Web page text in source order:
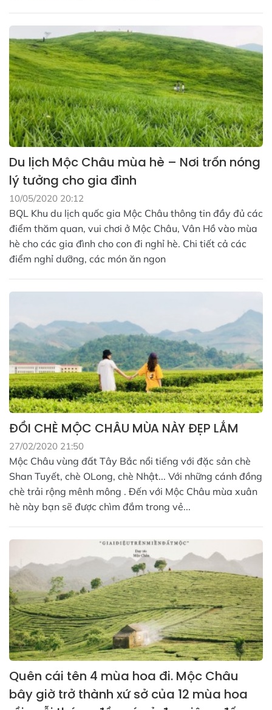
Du lịch Mộc Châu mùa hè – Nơi trốn nóng
lý tưởng cho gia đình
10/05/2020 20:12
BQL Khu du lịch quốc gia Mộc Châu thông tin đầy đủ các
điểm thăm quan, vui chơi ở Mộc Châu, Vân Hồ vào mùa
hè cho các gia đình cho con đi nghỉ hè. Chi tiết cả các
điểm nghỉ dưỡng, các món ăn ngon
ĐỒI CHÈ MỘC CHÂU MÙA NÀY ĐẸP LẮM
27/02/2020 21:50
Mộc Châu vùng đất Tây Bắc nổi tiếng với đặc sản chè
Shan Tuyết, chè OLong, chè Nhật... Với những cánh đồng
chè trải rộng mênh mông . Đến với Mộc Châu mùa xuân
hè này bạn sẽ được chìm đắm trong vẻ...
Quên cái tên 4 mùa hoa đi. Mộc Châu
bây giờ trở thành xứ sở của 12 mùa hoa